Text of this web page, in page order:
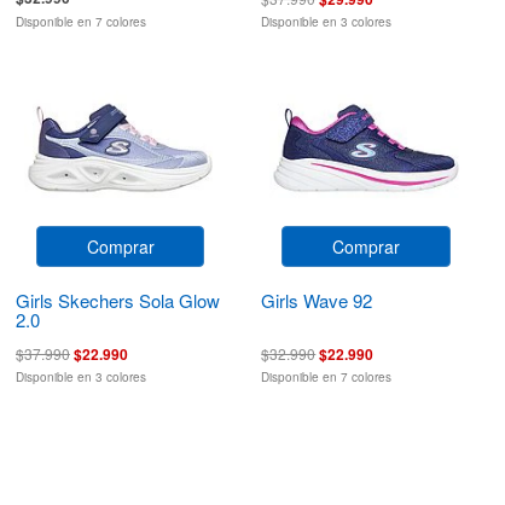
Disponible en 7 colores Disponible en 3 colores
Comprar
Girls Skechers Sola Glow
2.0
$37.990$22.990
Disponible en 3 colores
Comprar
Girls Wave 92
$32.990$22.990
Disponible en 7 colores